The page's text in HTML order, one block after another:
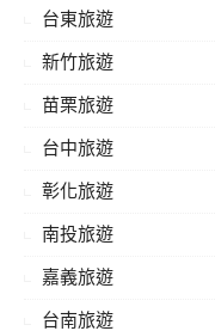
台東旅遊
新竹旅遊
苗栗旅遊
台中旅遊
彰化旅遊
南投旅遊
嘉義旅遊
台南旅遊